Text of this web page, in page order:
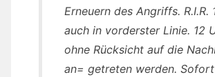
Erneuern des Angriffs. R.I.R.
auch in vorderster Linie. 12
ohne Rücksicht auf die
an= getreten werden.